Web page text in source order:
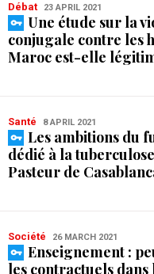
débat 23 APRIL 2021
Une étude sur la
conjugale contre les
Maroc est-elle
Santé 8 APRIL 2021
Les ambitions du
dédié à la
Pasteur de
Société 26 MARCH 2021
Enseignement :
les contractuels dans